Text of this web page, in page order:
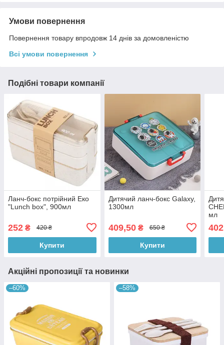
Умови повернення
Повернення товару впродовж 14 днів за домовленістю
Всі умови повернення
Подібні товари компанії
Ланч-бокс потрійний Еко
"Lunch box", 900мл
252 ₴ 420 ₴
Купити
Дитячий ланч-бокс Galaxy,
1300мл
409,50₴ 650 ₴
Купити
мл
402
Акційні пропозиції та новинки
–60% –58%